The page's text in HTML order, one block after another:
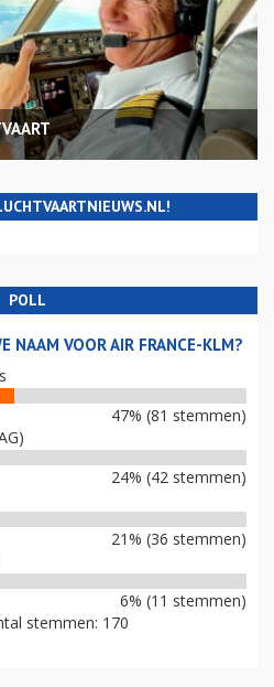
POLL
NAAM VOOR AIR FRANCE-KLM?
47% (81 stemmen)
24% (42 stemmen)
21% (36 stemmen)
6% (11 stemmen)
stemmen: 170